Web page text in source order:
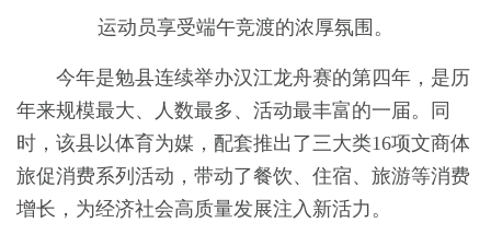
运动员享受端午竞渡的浓厚氛围。
今年是勉县连续举办汉江龙舟赛的第四年，是历
年来规模最大、人数最多、活动最丰富的一届。同
时，该县以体育为媒，配套推出了三大类16项文商体
旅促消费系列活动，带动了餐饮、住宿、旅游等消费
增长，为经济社会高质量发展注入新活力。